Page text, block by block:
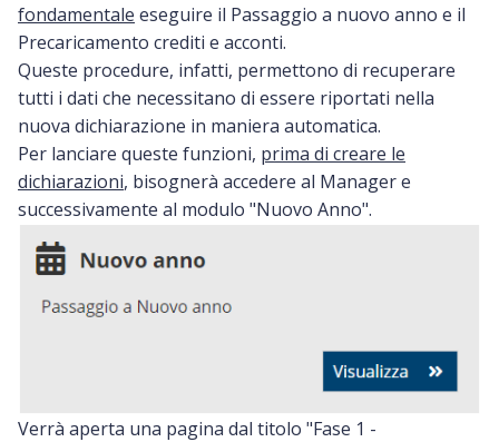
fondamentale eseguire il Passaggio a nuovo anno e il
Precaricamento crediti e acconti.
Queste procedure, infatti, permettono di recuperare
tutti i dati che necessitano di essere riportati nella
nuova dichiarazione in maniera automatica.
Per lanciare queste funzioni, prima di creare le
dichiarazioni, bisognerà accedere al Manager e
successivamente al modulo "Nuovo Anno".
Verrà aperta una pagina dal titolo "Fase 1 -